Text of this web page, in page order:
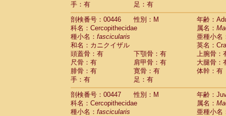
手：有
足：有
剖検番号：00446
性別：M
年齢：
科名：Cercopithecidae
属名：
種小名： fascicularis
亜種小名
和名：カニクイザル
英名：
頭蓋骨：有
下顎骨：有
上腕骨：
尺骨：有
肩甲骨：有
大腿骨：
腓骨：有
寛骨：有
体幹：有
手：有
足：有
剖検番号：00447
性別：M
年齢：
科名：Cercopithecidae
属名：
種小名： fascicularis
亜種小名